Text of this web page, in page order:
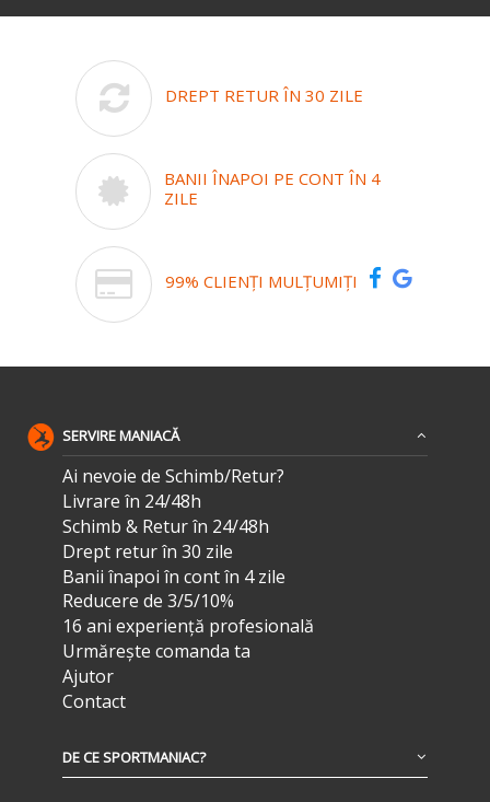
DREPT RETUR ÎN 30 ZILE
BANII ÎNAPOI PE CONT ÎN 4
ZILE
99% CLIENȚI MULȚUMIȚI
SERVIRE MANIACĂ
Ai nevoie de Schimb/Retur?
Livrare în 24/48h
Schimb & Retur în 24/48h
Drept retur în 30 zile
Banii înapoi în cont în 4 zile
Reducere de 3/5/10%
16 ani experiență profesională
Urmărește comanda ta
Ajutor
Contact
DE CE SPORTMANIAC?